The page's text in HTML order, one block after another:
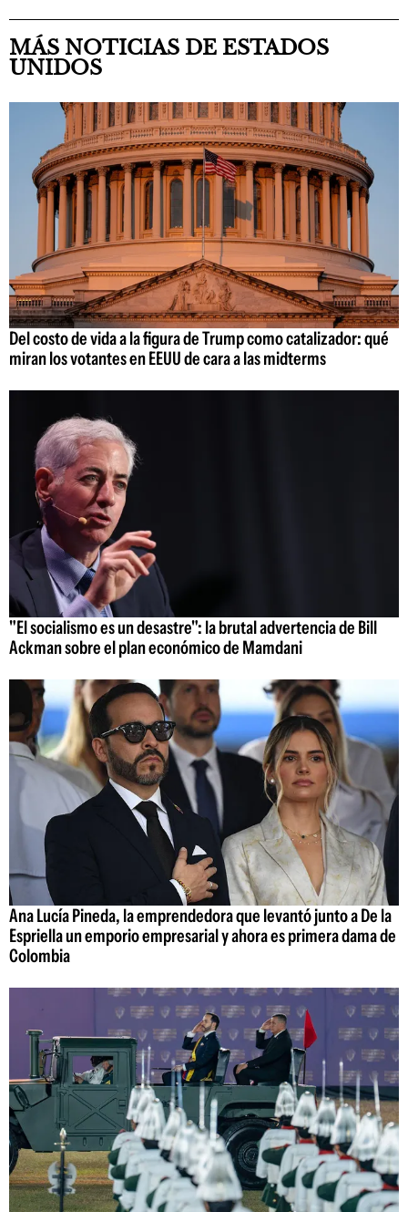
MÁS NOTICIAS DE ESTADOS
UNIDOS
Del costo de vida a la figura de Trump como catalizador: qué
miran los votantes en EEUU de cara a las midterms
"El socialismo es un desastre": la brutal advertencia de Bill
Ackman sobre el plan económico de Mamdani
Ana Lucía Pineda, la emprendedora que levantó junto a De la
Espriella un emporio empresarial y ahora es primera dama de
Colombia